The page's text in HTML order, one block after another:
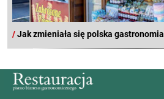
/Jak zmieniała się polska gastronomia